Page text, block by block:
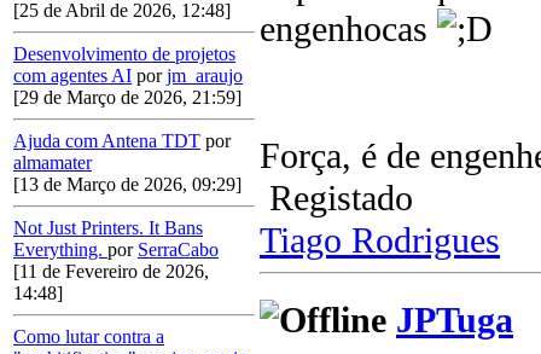
[25 de Abril de 2026, 12:48]
Desenvolvimento de projetos
com agentes AI porjm_araujo
[29 de Março de 2026, 21:59]
Ajuda com Antena TDT por
almamater
[13 de Março de 2026, 09:29]
Not Just Printers. It Bans
Everything. por SerraCabo
[11 de Fevereiro de 2026,
14:48]
Como lutar contra a
engenhocas
Força, é de
Registado
Tiago Rodrigues
JPTuga